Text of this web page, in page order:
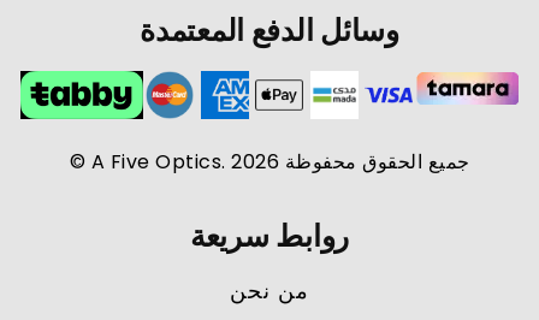
وسائل الدفع المعتمدة
جميع الحقوق محفوظة A Five Optics. 2026 ©
روابط سريعة
من نحن